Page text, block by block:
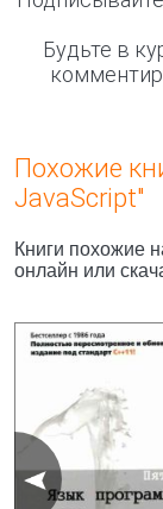
Будьте в
Похожие
JavaScript"
Книги похожие
онлайн или